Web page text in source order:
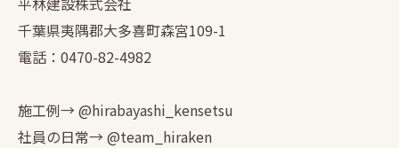
千葉県夷隅郡大多喜町森宮109-1
電話：0470-82-4982
施工例→ @hirabayashi_kensetsu
社員の日常→ @team_hiraken